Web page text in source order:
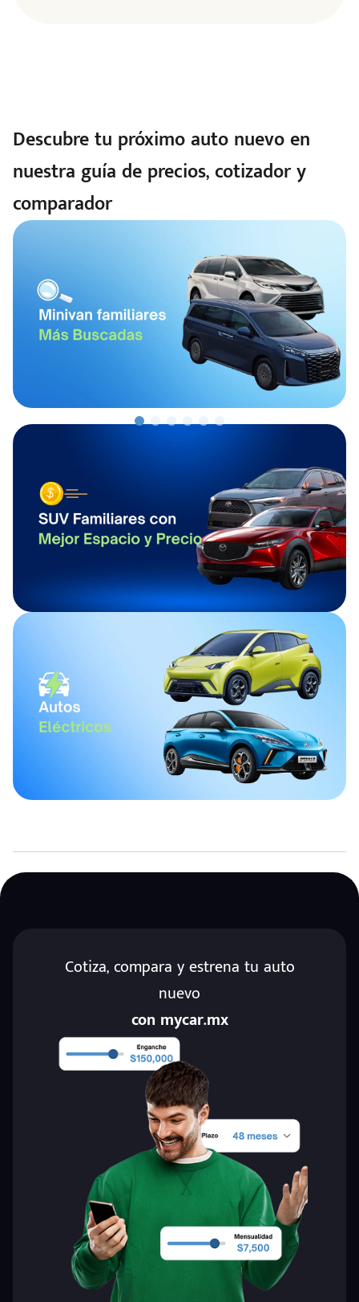
Descubre tu próximo auto nuevo en
nuestra guía de precios, cotizador y
comparador
Cotiza, compara y estrena tu auto
nuevo
con mycar.mx